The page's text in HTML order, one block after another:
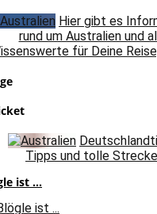
Hier gibt es
rund um Australien und
für Deine
Tipps und tolle
ist ...